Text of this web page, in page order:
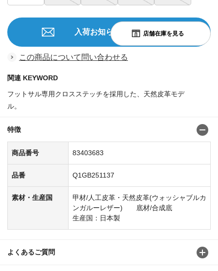
入荷お知らせを申込む
この商品について問い合わせる
関連 KEYWORD
フットサル専用クロスステッチを採用した、天然皮革モデ
ル。
特徴
商品番号 83403683
品番 Q1GB251137
素材・生産国
甲材/人工皮革・天然皮革(ウォッシャブルカ
ンガルーレザー) 底材/合成底
生産国：日本製
よくあるご質問